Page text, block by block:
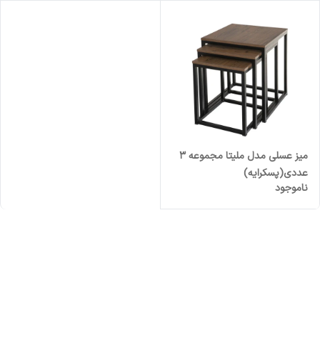
میز عسلی مدل ملیتا مجموعه 3
عددی(پسکرایه)
ناموجود